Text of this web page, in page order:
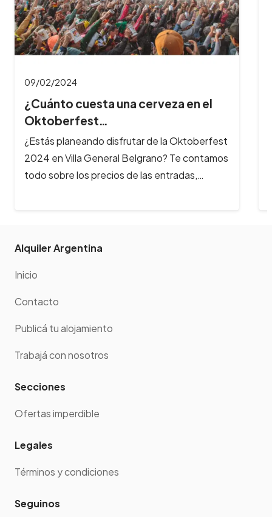
09/02/2024
¿Cuánto cuesta una cerveza en el
Oktoberfest…
¿Estás planeando disfrutar de la Oktoberfest
2024 en Villa General Belgrano? Te contamos
todo sobre los precios de las entradas,…
Alquiler Argentina
Inicio
Contacto
Publicá tu alojamiento
Trabajá con nosotros
Secciones
Ofertas imperdible
Legales
Términos y condiciones
Seguinos